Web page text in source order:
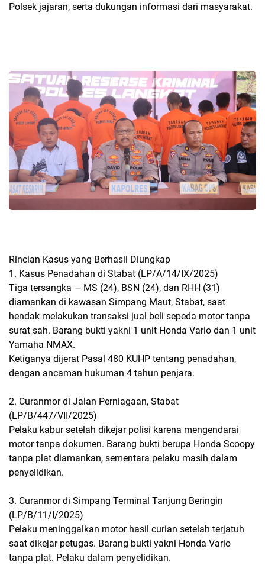
Polsek jajaran, serta dukungan informasi dari masyarakat.
Rincian Kasus yang Berhasil Diungkap
1. Kasus Penadahan di Stabat (LP/A/14/IX/2025)
Tiga tersangka — MS (24), BSN (24), dan RHH (31)
diamankan di kawasan Simpang Maut, Stabat, saat
hendak melakukan transaksi jual beli sepeda motor tanpa
surat sah. Barang bukti yakni 1 unit Honda Vario dan 1 unit
Yamaha NMAX.
Ketiganya dijerat Pasal 480 KUHP tentang penadahan,
dengan ancaman hukuman 4 tahun penjara.
2. Curanmor di Jalan Perniagaan, Stabat
(LP/B/447/VII/2025)
Pelaku kabur setelah dikejar polisi karena mengendarai
motor tanpa dokumen. Barang bukti berupa Honda Scoopy
tanpa plat diamankan, sementara pelaku masih dalam
penyelidikan.
3. Curanmor di Simpang Terminal Tanjung Beringin
(LP/B/11/I/2025)
Pelaku meninggalkan motor hasil curian setelah terjatuh
saat dikejar petugas. Barang bukti yakni Honda Vario
tanpa plat. Pelaku dalam penyelidikan.